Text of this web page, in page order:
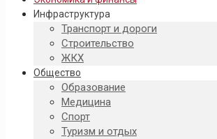
Инфраструктура
Транспорт и дороги
Строительство
ЖКХ
Общество
Образование
Медицина
Спорт
Туризм и отдых